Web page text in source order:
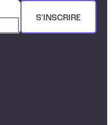
S'INSCRIRE